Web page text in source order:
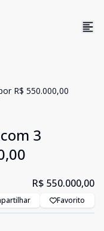
R$ 550.000,00
3
R$ 550.000,00
Favorito